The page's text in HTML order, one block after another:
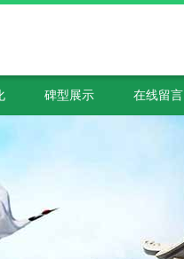
碑型展示 在线留言